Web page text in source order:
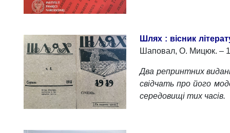
Шлях : вісник
Шаповал, О. Мицюк. –
Два репринтних
свідчать про його
середовищі тих часів.